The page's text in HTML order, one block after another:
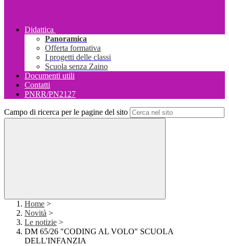
Didattica
Panoramica
Offerta formativa
I progetti delle classi
Scuola senza Zaino
Documenti utili
Contatti
PNRR/PN2127
Campo di ricerca per le pagine del sito
Home >
Novità >
Le notizie >
DM 65/26 "CODING AL VOLO" SCUOLA
DELL'INFANZIA